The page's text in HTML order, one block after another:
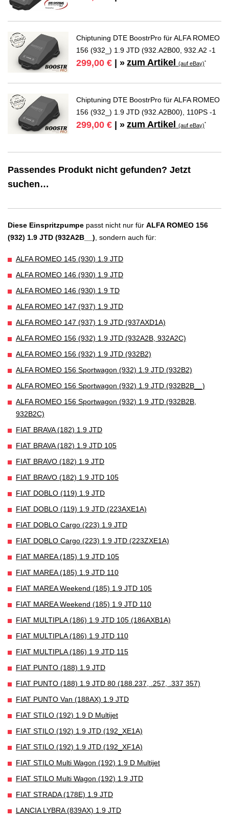
Chiptuning DTE BoostrPro für ALFA ROMEO
156 (932_) 1.9 JTD (932.A2B00, 932.A2 -1
299,00 € | » zum Artikel(auf eBay)*
Chiptuning DTE BoostrPro für ALFA ROMEO
156 (932_) 1.9 JTD (932.A2B00), 110PS -1
299,00 € | » zum Artikel(auf eBay)*
Passendes Produkt nicht gefunden? Jetzt
suchen…
Diese Einspritzpumpe passt nicht nur für ALFA ROMEO 156
(932) 1.9 JTD (932A2B__), sondern auch für:
ALFA ROMEO 145 (930) 1.9 JTD
ALFA ROMEO 146 (930) 1.9 JTD
ALFA ROMEO 146 (930) 1.9 TD
ALFA ROMEO 147 (937) 1.9 JTD
ALFA ROMEO 147 (937) 1.9 JTD (937AXD1A)
ALFA ROMEO 156 (932) 1.9 JTD (932A2B, 932A2C)
ALFA ROMEO 156 (932) 1.9 JTD (932B2)
ALFA ROMEO 156 Sportwagon (932) 1.9 JTD (932B2)
ALFA ROMEO 156 Sportwagon (932) 1.9 JTD (932B2B__)
ALFA ROMEO 156 Sportwagon (932) 1.9 JTD (932B2B,
932B2C)
FIAT BRAVA (182) 1.9 JTD
FIAT BRAVA (182) 1.9 JTD 105
FIAT BRAVO (182) 1.9 JTD
FIAT BRAVO (182) 1.9 JTD 105
FIAT DOBLO (119) 1.9 JTD
FIAT DOBLO (119) 1.9 JTD (223AXE1A)
FIAT DOBLO Cargo (223) 1.9 JTD
FIAT DOBLO Cargo (223) 1.9 JTD (223ZXE1A)
FIAT MAREA (185) 1.9 JTD 105
FIAT MAREA (185) 1.9 JTD 110
FIAT MAREA Weekend (185) 1.9 JTD 105
FIAT MAREA Weekend (185) 1.9 JTD 110
FIAT MULTIPLA (186) 1.9 JTD 105 (186AXB1A)
FIAT MULTIPLA (186) 1.9 JTD 110
FIAT MULTIPLA (186) 1.9 JTD 115
FIAT PUNTO (188) 1.9 JTD
FIAT PUNTO (188) 1.9 JTD 80 (188.237, .257, .337 357)
FIAT PUNTO Van (188AX) 1.9 JTD
FIAT STILO (192) 1.9 D Multijet
FIAT STILO (192) 1.9 JTD (192_XE1A)
FIAT STILO (192) 1.9 JTD (192_XF1A)
FIAT STILO Multi Wagon (192) 1.9 D Multijet
FIAT STILO Multi Wagon (192) 1.9 JTD
FIAT STRADA (178E) 1.9 JTD
LANCIA LYBRA (839AX) 1.9 JTD